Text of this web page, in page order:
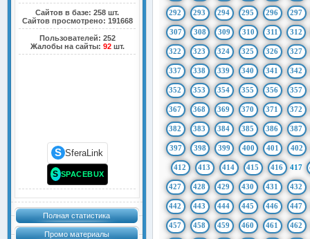
Сайтов в базе: 258 шт.
Сайтов просмотрено: 191668
Пользователей: 252
Жалобы на сайты: 92шт.
S SferaLink
S SPACEBUX
Полная статистика
Промо материалы
292 293 294 295 296 297
307 308 309 310 311 312
322 323 324 325 326 327
337 338 339 340 341 342
352 353 354 355 356 357
367 368 369 370 371 372
382 383 384 385 386 387
397 398 399 400 401 402
412 413 414 415 416 417
427 428 429 430 431 432
442 443 444 445 446 447
457 458 459 460 461 462